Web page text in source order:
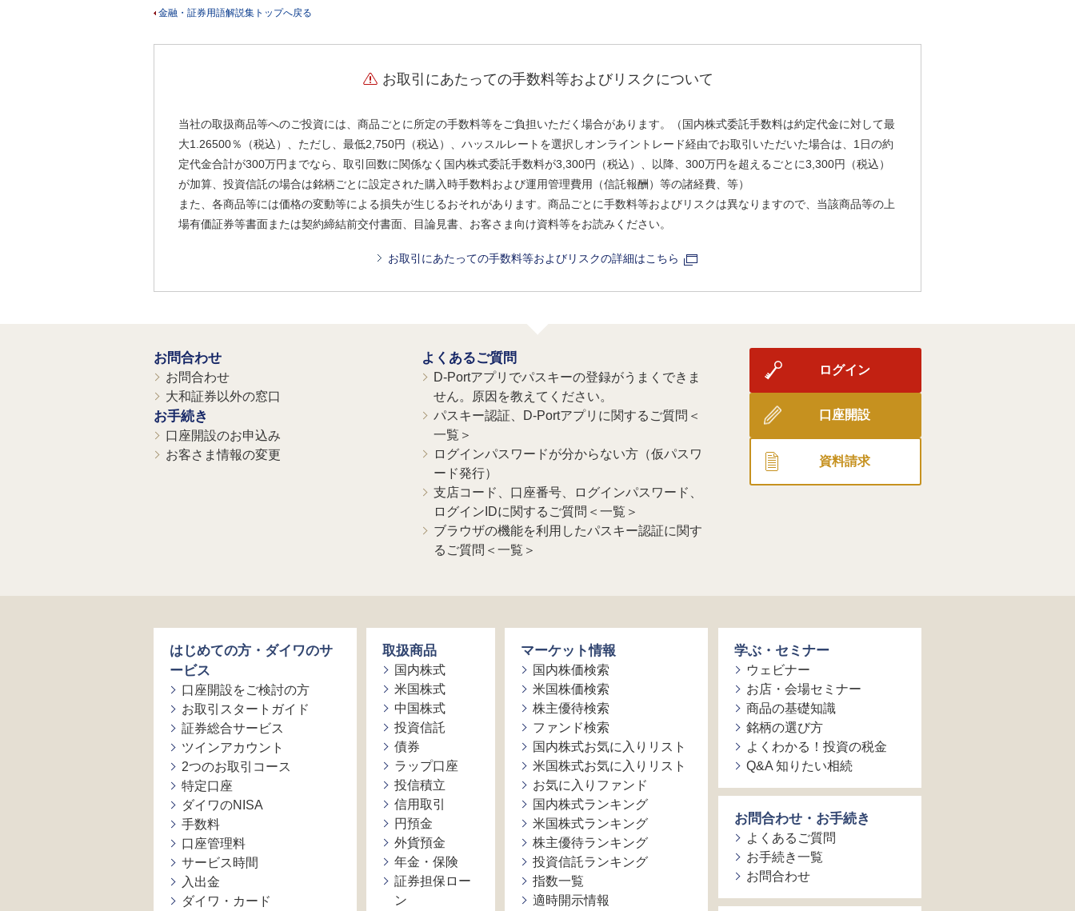
金融・証券用語解説集トップへ戻る
お取引にあたっての手数料等およびリスクについて
当社の取扱商品等へのご投資には、商品ごとに所定の手数料等をご負担いただく場合があります。（国内株式委託手数料は約定代金に対して最
大1.26500％（税込）、ただし、最低2,750円（税込）、ハッスルレートを選択しオンライントレード経由でお取引いただいた場合は、1日の約
定代金合計が300万円までなら、取引回数に関係なく国内株式委託手数料が3,300円（税込）、以降、300万円を超えるごとに3,300円（税込）
が加算、投資信託の場合は銘柄ごとに設定された購入時手数料および運用管理費用（信託報酬）等の諸経費、等）
また、各商品等には価格の変動等による損失が生じるおそれがあります。商品ごとに手数料等およびリスクは異なりますので、当該商品等の上
場有価証券等書面または契約締結前交付書面、目論見書、お客さま向け資料等をお読みください。
お取引にあたっての手数料等およびリスクの詳細はこちら
お問合わせ
お問合わせ
大和証券以外の窓口
お手続き
口座開設のお申込み
お客さま情報の変更
よくあるご質問
D-Portアプリでパスキーの登録がうまくできま
せん。原因を教えてください。
パスキー認証、D-Portアプリに関するご質問＜
一覧＞
ログインパスワードが分からない方（仮パスワ
ード発行）
支店コード、口座番号、ログインパスワード、
ログインIDに関するご質問＜一覧＞
ブラウザの機能を利用したパスキー認証に関す
るご質問＜一覧＞
ログイン
口座開設
資料請求
はじめての方・ダイワのサ
ービス
口座開設をご検討の方
お取引スタートガイド
証券総合サービス
ツインアカウント
2つのお取引コース
特定口座
ダイワのNISA
手数料
口座管理料
サービス時間
入出金
ダイワ・カード
取扱商品
国内株式
米国株式
中国株式
投資信託
債券
ラップ口座
投信積立
信用取引
円預金
外貨預金
年金・保険
証券担保ロー
ン
マーケット情報
国内株価検索
米国株価検索
株主優待検索
ファンド検索
国内株式お気に入りリスト
米国株式お気に入りリスト
お気に入りファンド
国内株式ランキング
米国株式ランキング
株主優待ランキング
投資信託ランキング
指数一覧
適時開示情報
学ぶ・セミナー
ウェビナー
お店・会場セミナー
商品の基礎知識
銘柄の選び方
よくわかる！投資の税金
Q&A 知りたい相続
お問合わせ・お手続き
よくあるご質問
お手続き一覧
お問合わせ